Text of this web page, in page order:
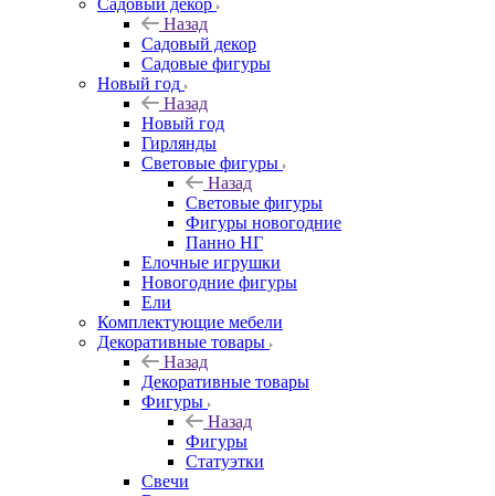
Садовый декор
Назад
Садовый декор
Садовые фигуры
Новый год
Назад
Новый год
Гирлянды
Световые фигуры
Назад
Световые фигуры
Фигуры новогодние
Панно НГ
Елочные игрушки
Новогодние фигуры
Ели
Комплектующие мебели
Декоративные товары
Назад
Декоративные товары
Фигуры
Назад
Фигуры
Статуэтки
Свечи